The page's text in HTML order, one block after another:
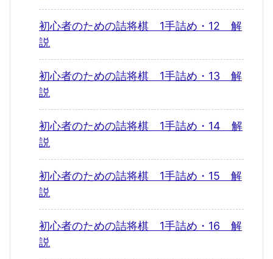
初心者のための詰将棋 1手詰め・12 解
説
初心者のための詰将棋 1手詰め・13 解
説
初心者のための詰将棋 1手詰め・14 解
説
初心者のための詰将棋 1手詰め・15 解
説
初心者のための詰将棋 1手詰め・16 解
説